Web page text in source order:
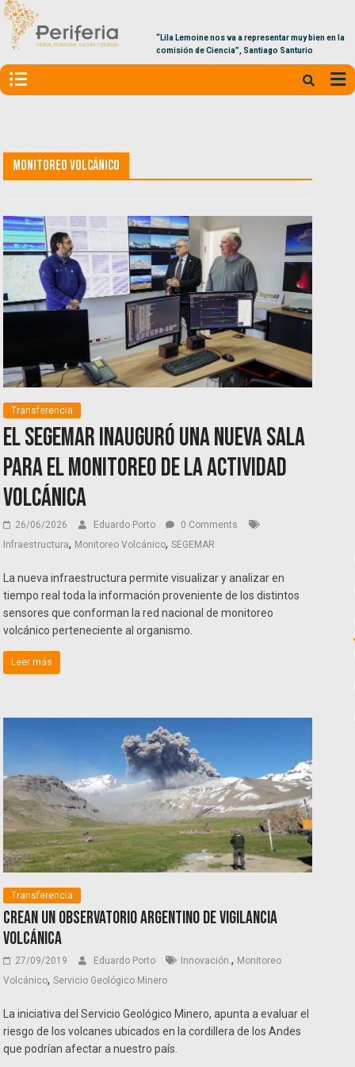
“Lila Lemoine nos va a representar muy bien en la
comisión de Ciencia”, Santiago Santurio
Monitoreo Volcánico
Transferencia
El SEGEMAR inauguró una nueva sala
para el monitoreo de la actividad
volcánica
26/06/2026 Eduardo Porto
0 Comments
Infraestructura, Monitoreo Volcánico,SEGEMAR
La nueva infraestructura permite visualizar y analizar en
tiempo real toda la información proveniente de los distintos
sensores que conforman la red nacional de monitoreo
volcánico perteneciente al organismo.
Leer más
Transferencia
Crean un Observatorio Argentino de vigilancia
volcánica
27/09/2019 Eduardo Porto Innovación., Monitoreo
Volcánico,Servicio Geológico Minero
La iniciativa del Servicio Geológico Minero, apunta a evaluar el
riesgo de los volcanes ubicados en la cordillera de los Andes
que podrían afectar a nuestro país.